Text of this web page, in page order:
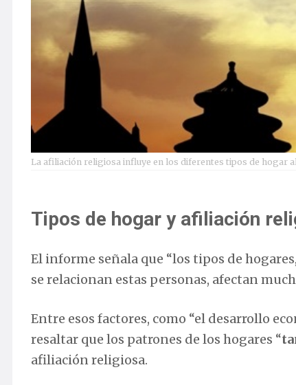
La afiliación religiosa influye en los diferentes tipos de hogar
Tipos de hogar y afiliación
El informe señala que “los tipos de
se relacionan estas personas, afectan
Entre esos factores, como “el desarrollo
resaltar que los patrones de los hogares “
afiliación religiosa.